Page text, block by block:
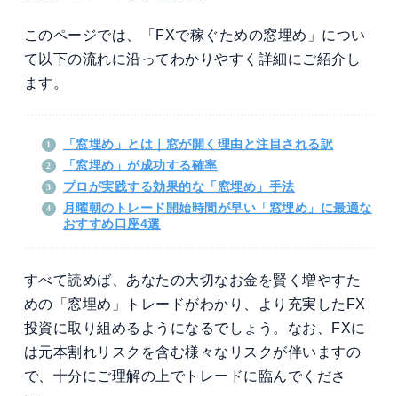
このページでは、「FXで稼ぐための窓埋め」につい
て以下の流れに沿ってわかりやすく詳細にご紹介し
ます。
「窓埋め」とは｜窓が開く理由と注目される訳
「窓埋め」が成功する確率
プロが実践する効果的な「窓埋め」手法
月曜朝のトレード開始時間が早い「窓埋め」に最適な
おすすめ口座4選
すべて読めば、あなたの大切なお金を賢く増やすた
めの「窓埋め」トレードがわかり、より充実したFX
投資に取り組めるようになるでしょう。なお、FXに
は元本割れリスクを含む様々なリスクが伴いますの
で、十分にご理解の上でトレードに臨んでくださ